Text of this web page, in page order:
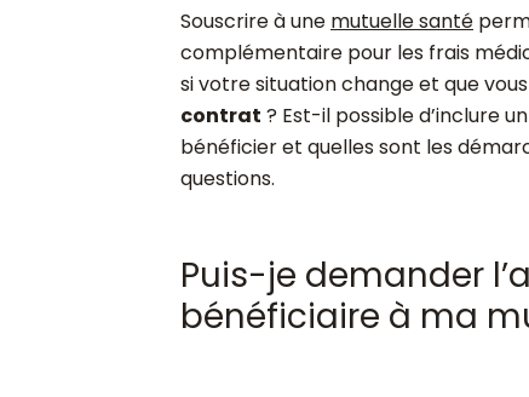
Souscrire à une mutuelle santé
complémentaire pour les frais
si votre situation change et que
contrat ? Est-il possible d’inclure
bénéficier et quelles sont les
questions.
Puis-je demander
bénéficiaire à ma